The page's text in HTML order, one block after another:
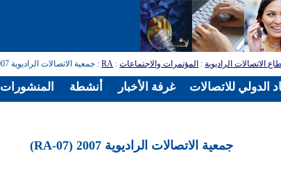
الاتصالات الراديوية: المؤتمرات والاجتماعات:
RA: جمعية الاتصالات الراديوية 2007 (RA-07)
جمعية الاتصالات الراديوية 2007 (RA-07)
المنشورات أنشطة غرفة الأخبار الدولي للاتصالات